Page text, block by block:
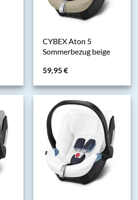
CYBEX Aton 5
Sommerbezug beige
59,95€